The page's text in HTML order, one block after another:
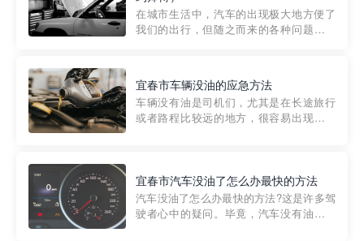
在城市生活中，汽车的出现极大地方便了
我们的出行，但随之而来的各种问题也让
紧急情况下，我们需要一种高效可靠的救
援方式。而这时，地库救援专...
宜春市车辆没油的应急方法
车辆没有油是司机们，尤其是在长途旅行
或者路程比较远的地方，很容易出现这种
的送油师傅，解决没油的紧急情况。 首
先，让我们来了解一下穿...
宜春市汽车没油了怎么办最快的方法
汽车没油了怎么办最快的方法?这是许多驾
驶者心中的疑问。毕竟，汽车没有油就无